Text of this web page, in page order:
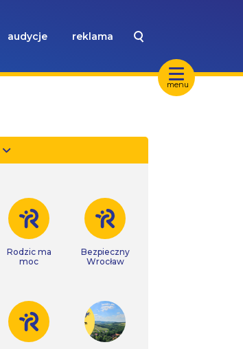
menu
audycje reklama
Rodzic ma
moc
Bezpieczny
Wrocław